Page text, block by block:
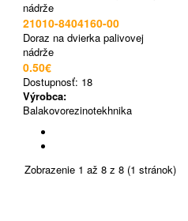
21010-8404160-00
Doraz na dvierka palivovej
nádrže
0.50€
Dostupnosť: 18
Výrobca:
Balakovorezinotekhnika
Zobrazenie 1 až 8 z 8 (1 stránok)